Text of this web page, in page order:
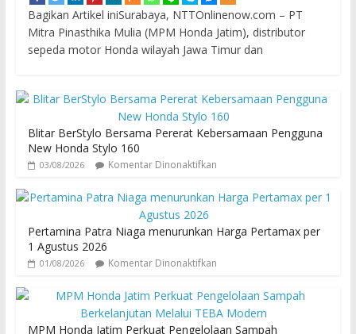
Bagikan Artikel iniSurabaya, NTTOnlinenow.com – PT
Mitra Pinasthika Mulia (MPM Honda Jatim), distributor
sepeda motor Honda wilayah Jawa Timur dan
Blitar BerStylo Bersama Pererat Kebersamaan Pengguna
New Honda Stylo 160
03/08/2026 Komentar Dinonaktifkan
Pertamina Patra Niaga menurunkan Harga Pertamax per
1 Agustus 2026
01/08/2026 Komentar Dinonaktifkan
MPM Honda Jatim Perkuat Pengelolaan Sampah